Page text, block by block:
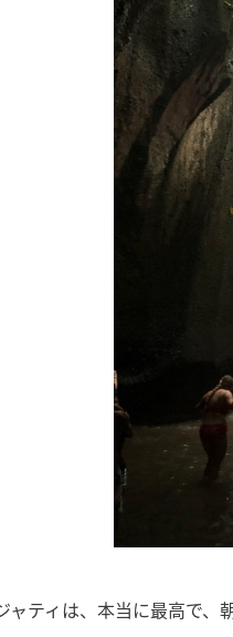
ャティは、本当に最高で